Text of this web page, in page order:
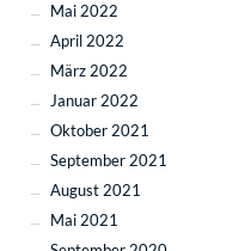
Mai 2022
April 2022
März 2022
Januar 2022
Oktober 2021
September 2021
August 2021
Mai 2021